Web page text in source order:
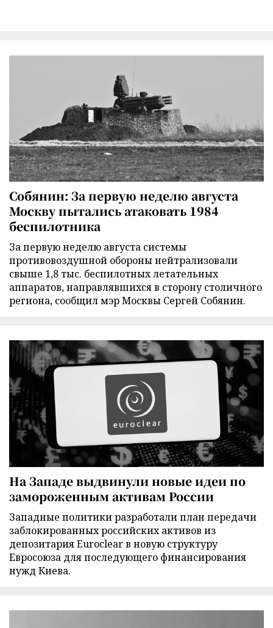
Собянин: За первую неделю августа
Москву пытались атаковать 1984
беспилотника
За первую неделю августа системы
противовоздушной обороны нейтрализовали
свыше 1,8 тыс. беспилотных летательных
аппаратов, направлявшихся в сторону столичного
региона, сообщил мэр Москвы Сергей Собянин.
На Западе выдвинули новые идеи по
замороженным активам России
Западные политики разработали план передачи
заблокированных российских активов из
депозитария Euroclear в новую структуру
Евросоюза для последующего финансирования
нужд Киева.